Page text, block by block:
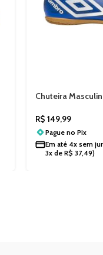
Chuteira
R$ 149,99
Pague noPix
Em até 4x sem
3x deR$ 37,49)